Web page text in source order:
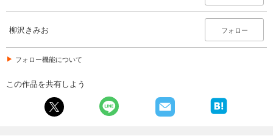
柳沢きみお フォロー
フォロー機能について
この作品を共有しよう